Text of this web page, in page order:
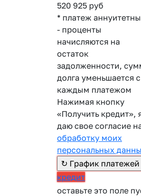
520 925 руб
* платеж
- проценты
начисляются на
остаток
задолженности,
долга уменьшается с
каждым платежом
Нажимая кнопку
«Получить кредит»,
даю свое согласие
обработку моих
персональных
кредит
оставьте это поле